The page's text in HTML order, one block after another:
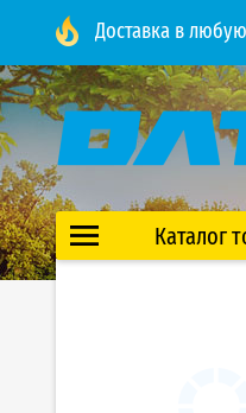
Доставка в
Каталог